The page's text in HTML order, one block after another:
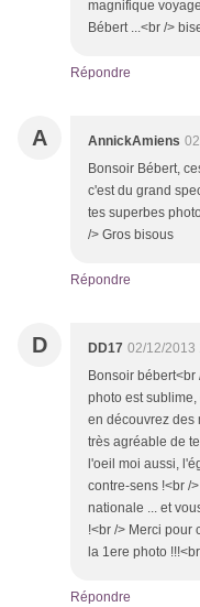
magnifique
Bébert ...<br />
Répondre
A AnnickAmiens
Bonsoir Bébert,
c'est du grand
tes superbes
/> Gros bisous
Répondre
D DD17 02/12/2013
Bonsoir
photo est
en découvrez des
très agréable de
l'oeil moi aussi,
contre-sens !<br /
nationale ... et
!<br /> Merci pour
la 1ere photo
Répondre